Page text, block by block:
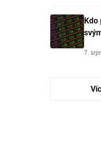
Kdo
7.